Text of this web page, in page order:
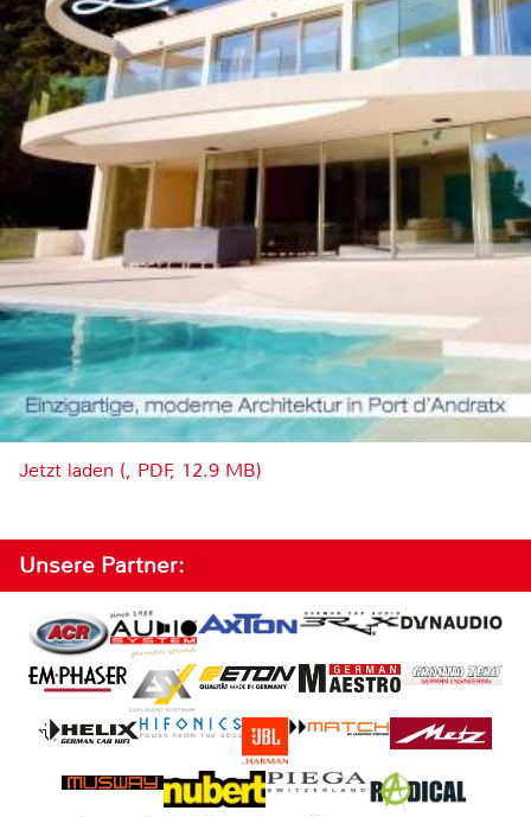
Jetzt laden (, PDF, 12.9 MB)
Unsere Partner: